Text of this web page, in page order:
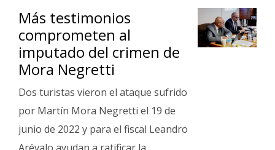
Más testimonios
comprometen al
imputado del crimen de
Mora Negretti
Dos turistas vieron el ataque sufrido
por Martín Mora Negretti el 19 de
junio de 2022 y para el fiscal Leandro